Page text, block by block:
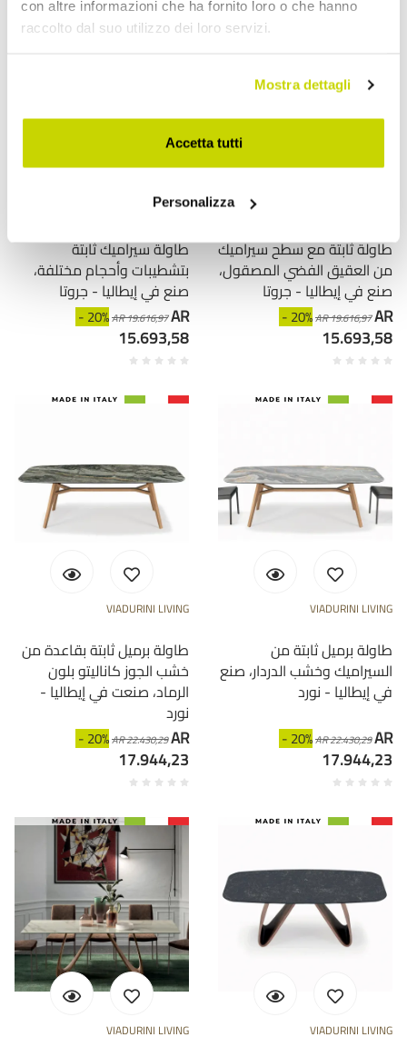
con altre informazioni che ha fornito loro o che hanno
raccolto dal suo utilizzo dei loro servizi.
Mostra dettagli
Accetta tutti
Personalizza
VIADURINI LIVING
طاولة سيراميك ثابتة
بتشطيبات وأحجام مختلفة،
صنع في إيطاليا - جروتا
- 20%AR 19.616,97AR
15.693,58
طاولة ثابتة مع سطح سيراميك
من العقيق الفضي المصقول،
صنع في إيطاليا - جروتا
- 20%AR 19.616,97AR
15.693,58
VIADURINI LIVING
طاولة برميل ثابتة بقاعدة من
خشب الجوز كاناليتو بلون
الرماد، صنعت في إيطاليا -
نورد
- 20%AR 22.430,29AR
17.944,23
VIADURINI LIVING
طاولة برميل ثابتة من
السيراميك وخشب الدردار، صنع
في إيطاليا - نورد
- 20%AR 22.430,29AR
17.944,23
VIADURINI LIVING VIADURINI LIVING